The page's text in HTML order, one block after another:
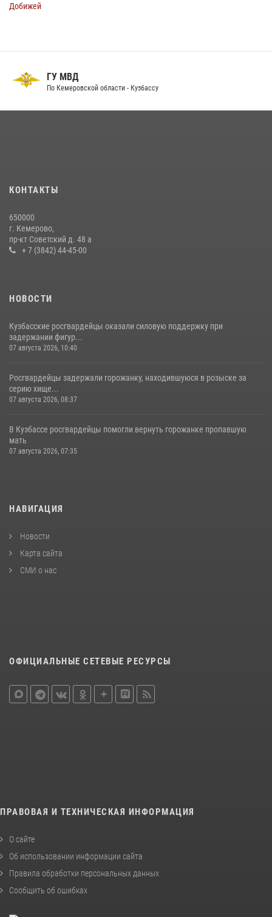
Добижей
14 июля 2026, 08:52
20 июля 2026, 10:54
с покупками
20 июля 2026, 08:52
ГУ МВД
По Кемеровской области - Кузбассу
КОНТАКТЫ
650000
г. Кемерово,
пр-кт Советский д. 48 а
+ 7 (3842) 44-45-00
НОВОСТИ
Кузбасские росгвардейцы оказали силовую поддержку при
задержании фигур...
07 августа 2026, 10:40
Росгвардейцы задержали горожанку, находившуюся в розыске за
серию хище...
07 августа 2026, 08:37
В Кузбассе росгвардейцы помогли вернуть горожанке пропавшую
мать
07 августа 2026, 07:35
НАВИГАЦИЯ
Новости
Карта сайта
СМИ о нас
ОФИЦИАЛЬНЫЕ СЕТЕВЫЕ РЕСУРСЫ
ПРАВОВАЯ И ТЕХНИЧЕСКАЯ ИНФОРМАЦИЯ
О сайте
Об использовании информации сайта
Правила обработки персональных данных
Сообщить об ошибках